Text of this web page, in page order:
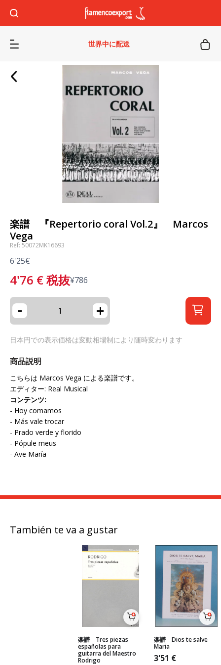
世界中に配送
楽譜 『Repertorio coral Vol.2』 Marcos
Vega
Ref: 50072MK16693
6'25€
4'76 €税抜¥786
- +
日本円での表示価格は変動相場制により随時変わります
商品説明
こちらは Marcos Vega による楽譜です。
エディター: Real Musical
コンテンツ:
- Hoy comamos
- Más vale trocar
- Prado verde y florido
- Pópule meus
- Ave María
También te va a gustar
楽譜 Tres piezas
españolas para
guitarra del Maestro
Rodrigo
楽譜 Dios te salve
Maria
3'51 €